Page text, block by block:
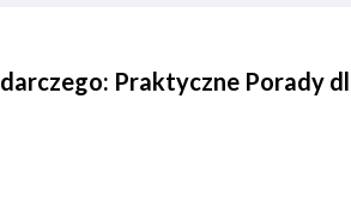
Praktyczne Porady